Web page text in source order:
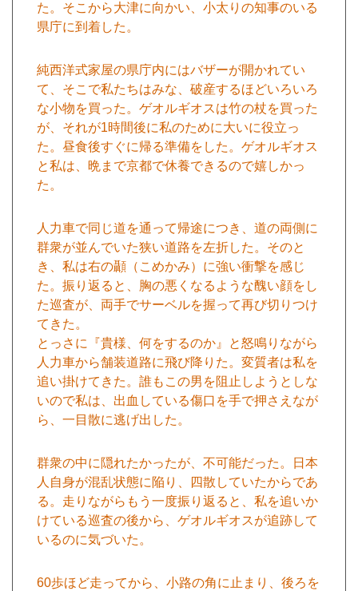
た。そこから大津に向かい、小太りの知事のいる
県庁に到着した。
純西洋式家屋の県庁内にはバザーが開かれてい
て、そこで私たちはみな、破産するほどいろいろ
な小物を買った。ゲオルギオスは竹の杖を買った
が、それが1時間後に私のために大いに役立っ
た。昼食後すぐに帰る準備をした。ゲオルギオス
と私は、晩まで京都で休養できるので嬉しかっ
た。
人力車で同じ道を通って帰途につき、道の両側に
群衆が並んでいた狭い道路を左折した。そのと
き、私は右の顳（こめかみ）に強い衝撃を感じ
た。振り返ると、胸の悪くなるような醜い顔をし
た巡査が、両手でサーベルを握って再び切りつけ
てきた。
とっさに『貴様、何をするのか』と怒鳴りながら
人力車から舗装道路に飛び降りた。変質者は私を
追い掛けてきた。誰もこの男を阻止しようとしな
いので私は、出血している傷口を手で押さえなが
ら、一目散に逃げ出した。
群衆の中に隠れたかったが、不可能だった。日本
人自身が混乱状態に陥り、四散していたからであ
る。走りながらもう一度振り返ると、私を追いか
けている巡査の後から、ゲオルギオスが追跡して
いるのに気づいた。
60歩ほど走ってから、小路の角に止まり、後ろを